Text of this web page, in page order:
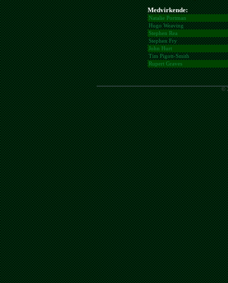
Medvirkende:
Natalie Portman
Hugo Weaving
Stephen Rea
Stephen Fry
John Hurt
Tim Pigott-Smith
Rupert Graves
©